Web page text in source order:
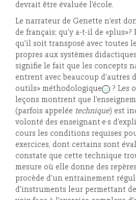
devrait être évaluée l’école.
Le narrateur de Genette n’est
de français; qu’y a-t-il de
qu’il soit transposé avec toutes
propres aux systèmes
signifie le fait que les concepts
entrent avec beaucoup d’autres
outils» méthodologique 12
? Les
leçons montrent que
(parfois appelée technique) est
volonté des enseignant·e·s
cours les conditions requises
exercices, dont certains sont
constate que cette technique
mesure où elle donne des
procède d’un entrainement
d’instruments leur permettant